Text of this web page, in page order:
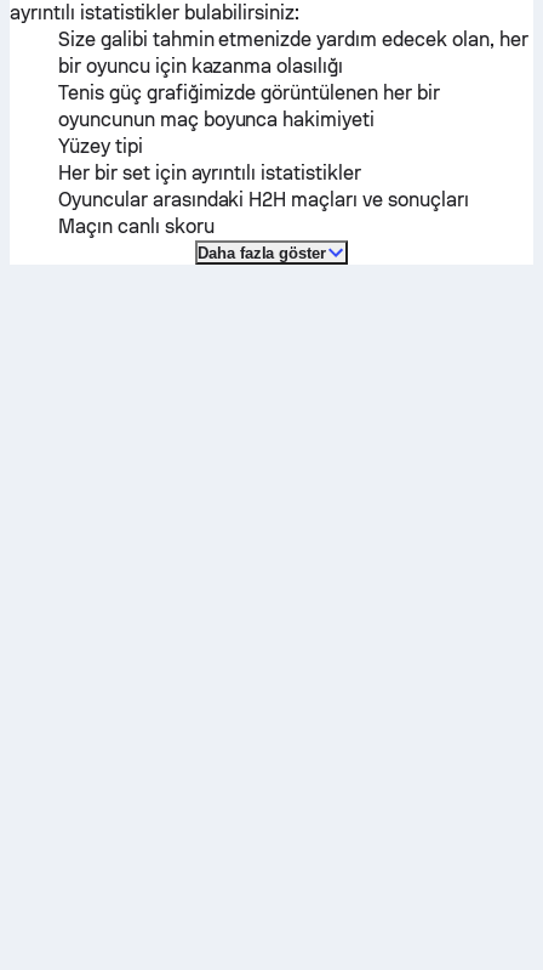
ayrıntılı istatistikler bulabilirsiniz:
Size galibi tahmin etmenizde yardım edecek olan, her
bir oyuncu için kazanma olasılığı
Tenis güç grafiğimizde görüntülenen her bir
oyuncunun maç boyunca hakimiyeti
Yüzey tipi
Her bir set için ayrıntılı istatistikler
Oyuncular arasındaki H2H maçları ve sonuçları
Maçın canlı skoru
Daha fazla göster